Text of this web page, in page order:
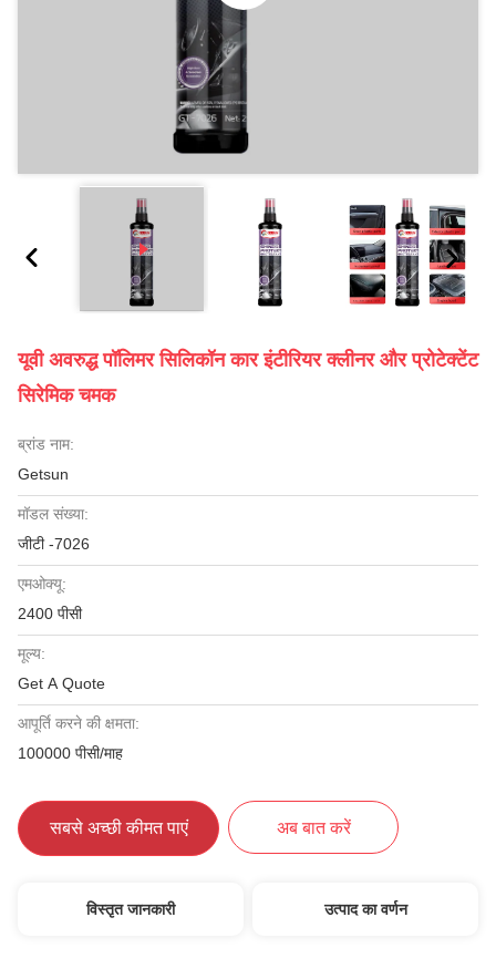
यूवी अवरुद्ध पॉलिमर सिलिकॉन कार इंटीरियर क्लीनर और प्रोटेक्टेंट
सिरेमिक चमक
ब्रांड नाम:
Getsun
मॉडल संख्या:
जीटी -7026
एमओक्यू:
2400 पीसी
मूल्य:
Get A Quote
आपूर्ति करने की क्षमता:
100000 पीसी/माह
सबसे अच्छी कीमत पाएं अब बात करें
विस्तृत जानकारी उत्पाद का वर्णन